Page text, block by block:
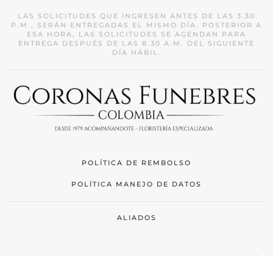
LAS SOLICITUDES QUE INGRESEN ANTES DE LAS 3.30
P.M., SERÁN ENTREGADAS EL MISMO DÍA. POSTERIOR A
ESA HORA, LAS SOLICITUDES SE AGENDAN PARA
ENTREGA DESPUÉS DE LAS 8.30 A.M. DEL SIGUIENTE
DÍA HÁBIL.
POLÍTICA DE REMBOLSO
POLÍTICA MANEJO DE DATOS
ALIADOS